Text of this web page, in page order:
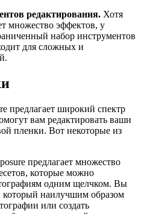
редактирования. Хотя
множество эффектов, у
набор инструментов
для сложных и
предлагает широкий спектр
вам редактировать ваши
пленки. Вот некоторые из
предлагает множество
которые можно
одним щелчком. Вы
который наилучшим образом
или создать